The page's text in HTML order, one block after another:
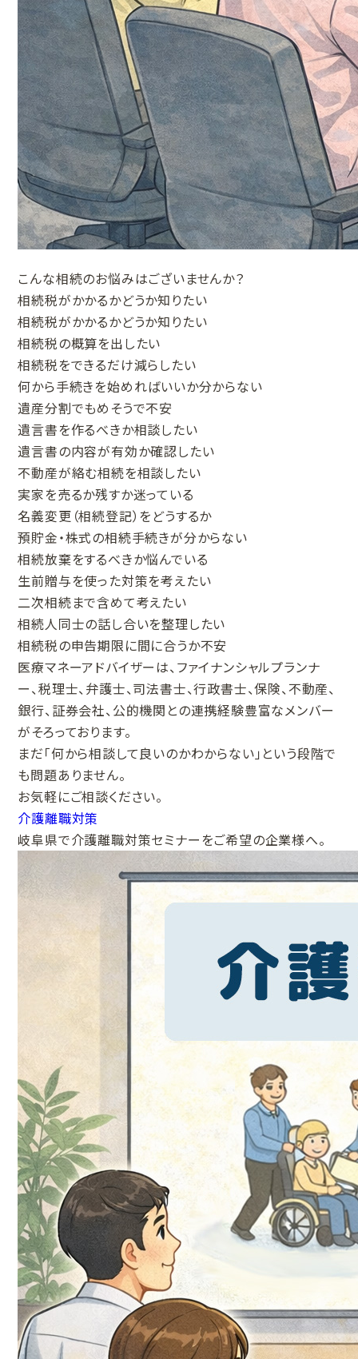
こんな相続のお悩みはございませんか？
相続税がかかるかどうか知りたい
相続税がかかるかどうか知りたい
相続税の概算を出したい
相続税をできるだけ減らしたい
何から手続きを始めればいいか分からない
遺産分割でもめそうで不安
遺言書を作るべきか相談したい
遺言書の内容が有効か確認したい
不動産が絡む相続を相談したい
実家を売るか残すか迷っている
名義変更（相続登記）をどうするか
預貯金・株式の相続手続きが分からない
相続放棄をするべきか悩んでいる
生前贈与を使った対策を考えたい
二次相続まで含めて考えたい
相続人同士の話し合いを整理したい
相続税の申告期限に間に合うか不安
医療マネーアドバイザーは、ファイナンシャルプランナ
ー、税理士、弁護士、司法書士、行政書士、保険、不動産、
銀行、証券会社、公的機関との連携経験豊富なメンバー
がそろっております。
まだ「何から相談して良いのかわからない」という段階で
も問題ありません。
お気軽にご相談ください。
介護離職対策
岐阜県で介護離職対策セミナーをご希望の企業様へ。